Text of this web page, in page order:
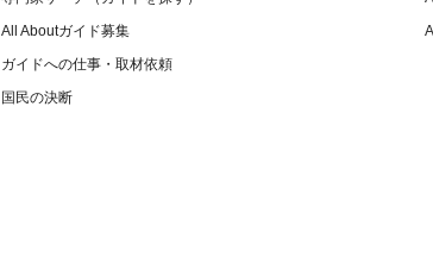
All Aboutガイド募集
ガイドへの仕事・取材依頼
国民の決断